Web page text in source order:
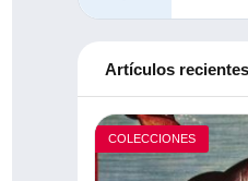
Artículos recientes
COLECCIONES